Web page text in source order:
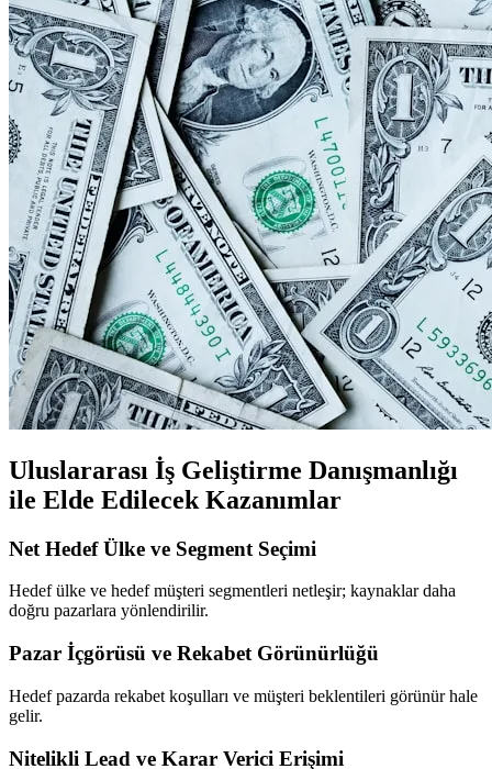
Uluslararası İş Geliştirme Danışmanlığı
ile Elde Edilecek Kazanımlar
Net Hedef Ülke ve Segment Seçimi
Hedef ülke ve hedef müşteri segmentleri netleşir; kaynaklar daha
doğru pazarlara yönlendirilir.
Pazar İçgörüsü ve Rekabet Görünürlüğü
Hedef pazarda rekabet koşulları ve müşteri beklentileri görünür hale
gelir.
Nitelikli Lead ve Karar Verici Erişimi